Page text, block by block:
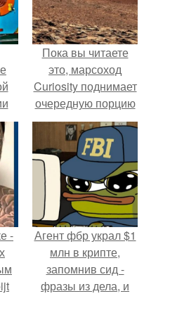
Пока вы читаете
это, марсоход
Curiosity поднимает
очередную порцию
красной пыли. 6.
-
Агент фбр украл $1
млн в крипте,
запомнив сид -
фразы из дела, и